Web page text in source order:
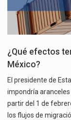
¿Qué efectos
México?
El presidente de
impondría
partir del 1 de
los flujos de